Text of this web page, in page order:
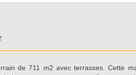
de 711 m2 avec terrasses. Cette